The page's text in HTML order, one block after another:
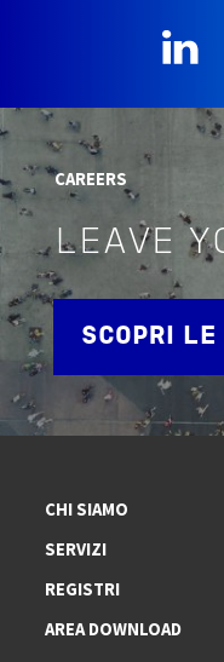
CAREERS
LEAVE
SCOPRI LE
CHI SIAMO
SERVIZI
REGISTRI
AREA DOWNLOAD